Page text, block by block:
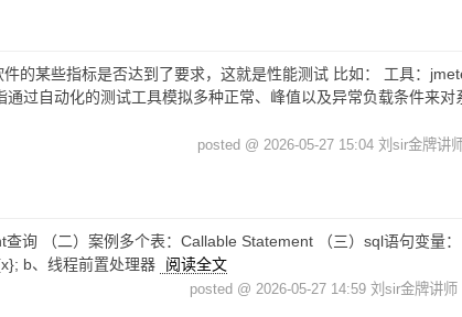
的某些指标是否达到了要求，这就是性能测试 比如： 工具：
过自动化的测试工具模拟多种正常、峰值以及异常负载条件来对
posted @ 2026-05-27 15:04 刘sir金牌讲
询 （二）案例多个表：Callable Statement （三）sql语句变量
b、线程前置处理器
阅读全文
posted @ 2026-05-27 14:59 刘sir金牌讲师